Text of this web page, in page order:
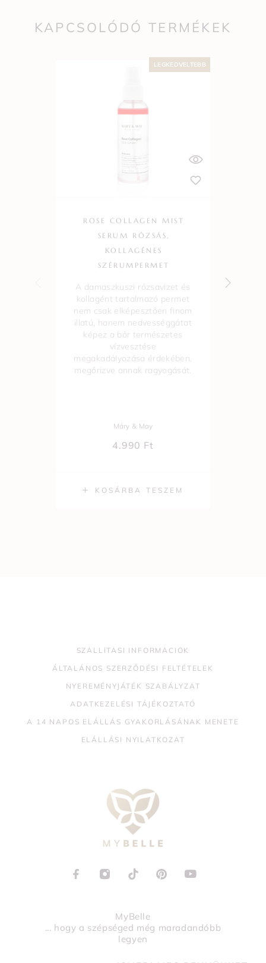
KAPCSOLÓDÓ TERMÉKEK
LEGKEDVELTEBB
KOSÁRBA TESZEM
ROSE COLLAGEN MIST
SERUM RÓZSÁS,
KOLLAGÉNES
SZÉRUMPERMET
A damaszkuszi rózsavizet és
kollagént tartalmazó permet
nem csak elképesztően finom
illatú, hanem nedvességgátat
képez a bőr természetes
vízvesztése
megakadályozása érdekében,
megőrizve annak ragyogását.
Máry & May
4.990 Ft
SZÁLLÍTÁSI INFORMÁCIÓK
ÁLTALÁNOS SZERZŐDÉSI FELTÉTELEK
NYEREMÉNYJÁTÉK SZABÁLYZAT
ADATKEZELÉSI TÁJÉKOZTATÓ
A 14 NAPOS ELÁLLÁS GYAKORLÁSÁNAK MENETE
ELÁLLÁSI NYILATKOZAT
MyBelle
... hogy a szépséged még maradandóbb
legyen